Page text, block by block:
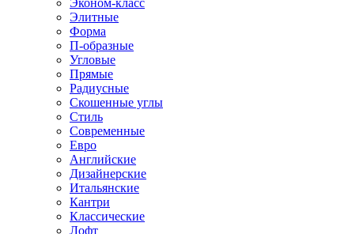
Элитные
Форма
П-образные
Угловые
Прямые
Радиусные
Скошенные углы
Стиль
Современные
Евро
Английские
Дизайнерские
Итальянские
Кантри
Классические
Лофт